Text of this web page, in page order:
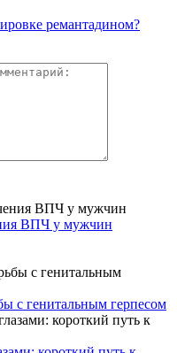
ремантадином?
ВПЧ у мужчин
с генитальным герпесом